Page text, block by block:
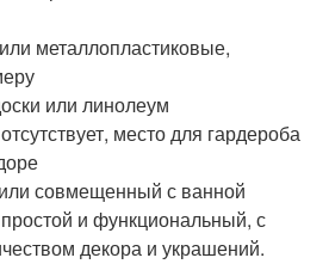
металлопластиковые,
или линолеум
место для гардероба
совмещенный с ванной
и функциональный, с
декора и украшений.